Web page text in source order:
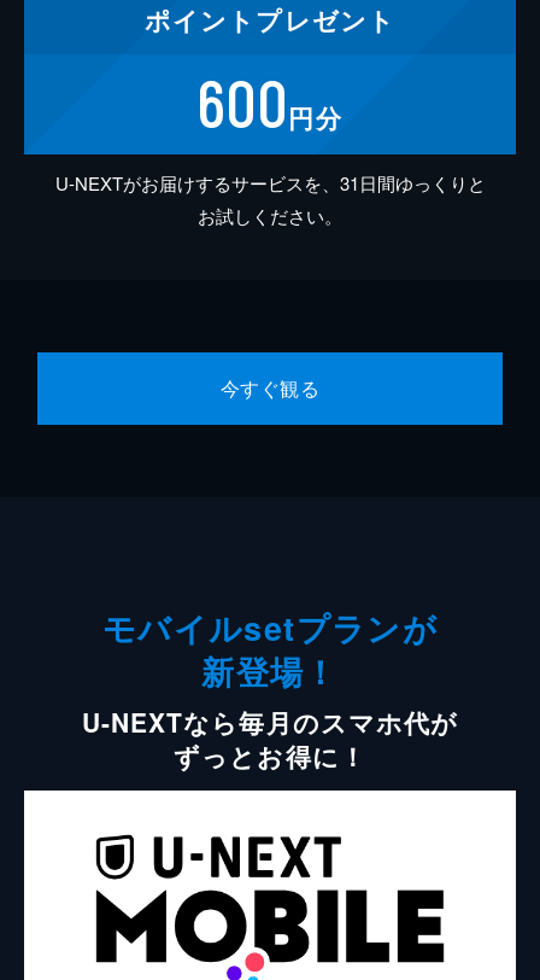
ポイント プレゼント
600円分
U-NEXTがお届けするサービスを、31日間ゆっくりと
お試しください。
今すぐ観る
モバイルsetプランが
新登場！
U-NEXTなら毎月のスマホ代が
ずっとお得に！